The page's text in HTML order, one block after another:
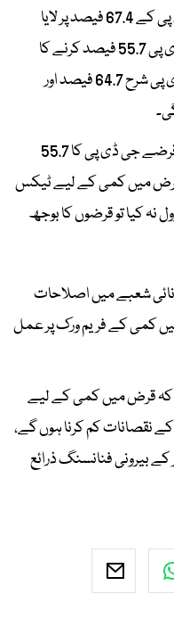
ورک کے مطابق اگلے سال قرض جی ڈی پی کے 67.4 فیصد پر لایا
جائے گا جبکہ 2034 تک قرض ٹو جی ڈی پی 55.7 فیصد کرنے کا
فریم ورک ہے 2028 میں قرض ٹو جی ڈی پی شرح 64.7 فیصد اور
2033 میں 56.8 فیصد اور 2034 میں قرضے جی ڈی پی کا 55.7
میں کمی کے لیے ٹیکس
نہ کیا تو قرضوں کا بوجھ
شعبے میں اصلاحات
کمی کے فریم ورک پر عمل
کہ قرض میں کمی کے لیے
نقصانات کم کرنا ہوں گے،
بیرونی فنانسنگ ذرائع